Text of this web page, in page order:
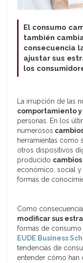
El consumo
también
consecuencia
ajustar sus
los
La irrupción de las
comportamiento
personas. En los
numerosos
herramientas como
otros dispositivos
producido
económico, social y
formas de
Como
modificar sus
formas de
EUDE Business
tendencias de
entender cómo han